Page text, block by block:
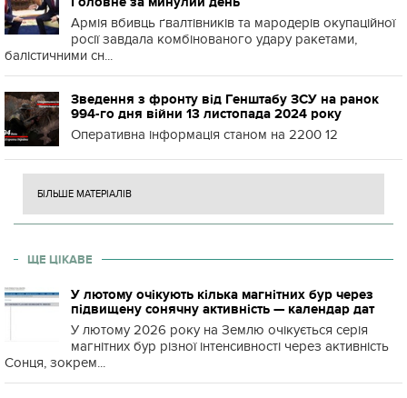
Армія вбивць ґвалтівників та мародерів окупаційної
росії завдала комбінованого удару ракетами,
балістичними сн...
Зведення з фронту від Генштабу ЗСУ на ранок
994-го дня війни 13 листопада 2024 року
Оперативна інформація станом на 2200 12
БІЛЬШЕ МАТЕРІАЛІВ
ЩЕ ЦІКАВЕ
У лютому очікують кілька магнітних бур через
підвищену сонячну активність — календар дат
У лютому 2026 року на Землю очікується серія
магнітних бур різної інтенсивності через активність
Сонця, зокрем...